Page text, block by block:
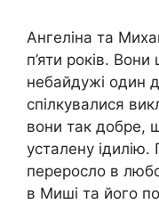
Ангеліна та
п’яти років.
небайдужі один
спілкувалися
вони так добре,
усталену ідилію.
переросло в
в Миші та його